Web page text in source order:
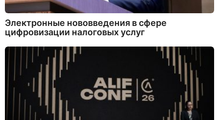
Электронные нововведения в сфере
цифровизации налоговых услуг